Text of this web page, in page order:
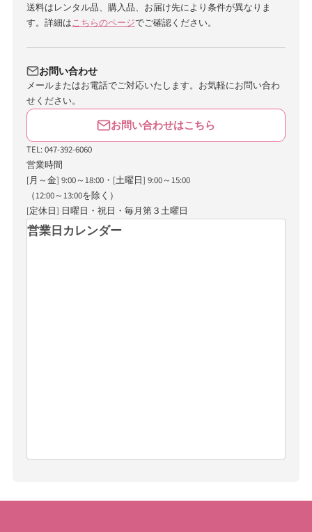
送料はレンタル品、購入品、お届け先により条件が異なりま
す。詳細はこちらのページでご確認ください。
お問い合わせ
メールまたはお電話でご対応いたします。お気軽にお問い合わ
せください。
お問い合わせはこちら
TEL: 047-392-6060
営業時間
[月～金] 9:00～18:00・[土曜日] 9:00～15:00
（12:00～13:00を除く）
[定休日] 日曜日・祝日・毎月第３土曜日
営業日カレンダー